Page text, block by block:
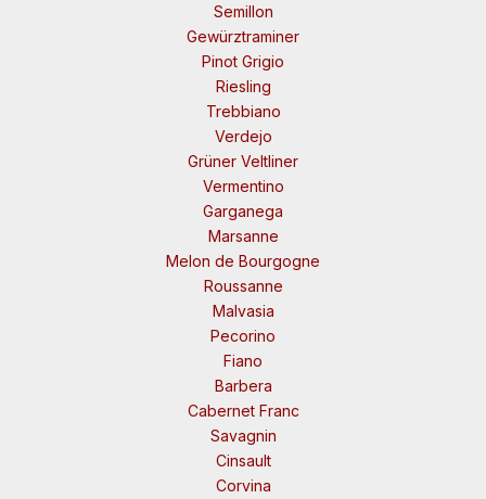
Semillon
Gewürztraminer
Pinot Grigio
Riesling
Trebbiano
Verdejo
Grüner Veltliner
Vermentino
Garganega
Marsanne
Melon de Bourgogne
Roussanne
Malvasia
Pecorino
Fiano
Barbera
Cabernet Franc
Savagnin
Cinsault
Corvina